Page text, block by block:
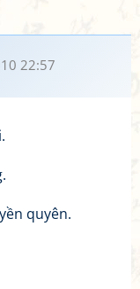
22:57
quyên.